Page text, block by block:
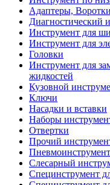
Адаптеры,
Диагностический
Инструмент для
Инструмент для
Головки
Инструмент для
жидкостей
Кузовной
Ключи
Насадки и вставки
Наборы
Отвертки
Прочий
Пневмоинструмент
Слесарный
Специнструмент